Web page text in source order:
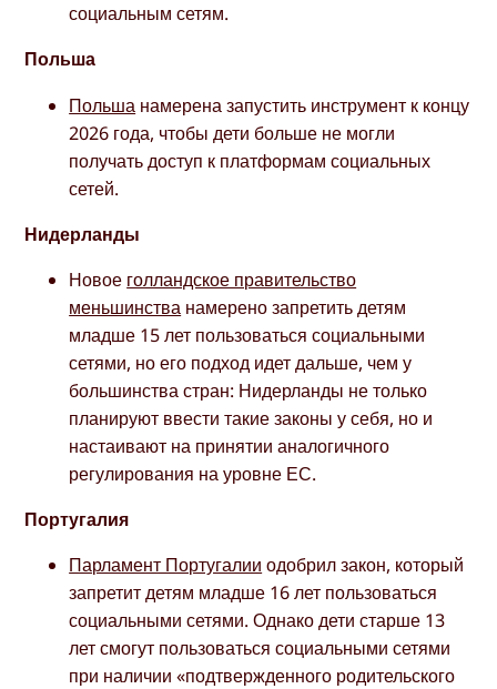
социальным сетям.
Польша
Польша намерена запустить инструмент к концу
2026 года, чтобы дети больше не могли
получать доступ к платформам социальных
сетей.
Нидерланды
Новое голландское правительство
меньшинства намерено запретить детям
младше 15 лет пользоваться социальными
сетями, но его подход идет дальше, чем у
большинства стран: Нидерланды не только
планируют ввести такие законы у себя, но и
настаивают на принятии аналогичного
регулирования на уровне ЕС.
Португалия
Парламент Португалии одобрил закон, который
запретит детям младше 16 лет пользоваться
социальными сетями. Однако дети старше 13
лет смогут пользоваться социальными сетями
при наличии «подтвержденного родительского